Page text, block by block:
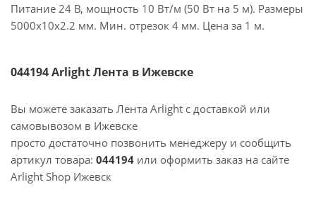
Питание 24 В, мощность 10 Вт/м (50 Вт на 5 м). Размеры
5000х10х2.2 мм. Мин. отрезок 4 мм. Цена за 1 м.
044194 Arlight Лента в Ижевске
Вы можете заказать Лента Arlight с доставкой или
самовывозом в Ижевске
просто достаточно позвонить менеджеру и сообщить
артикул товара: 044194 или оформить заказ на сайте
Arlight Shop Ижевск